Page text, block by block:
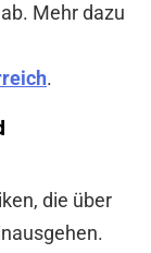
Mehr dazu
.
die über